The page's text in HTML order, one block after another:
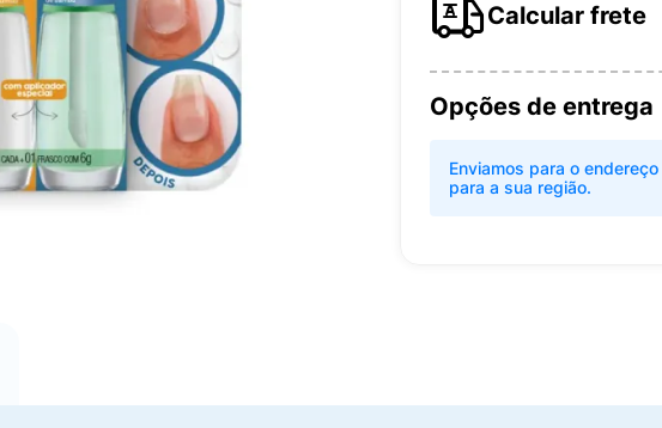
Calcular frete
Opções de entrega
Enviamos para o
para a sua região.